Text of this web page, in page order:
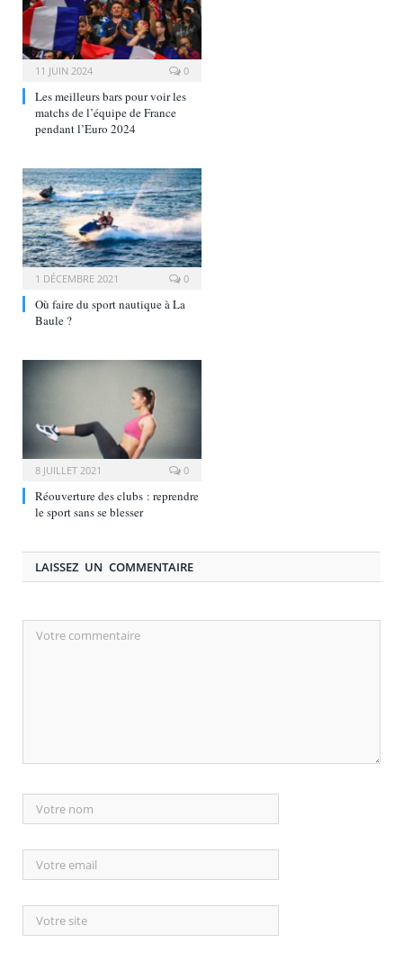
11 JUIN 2024 0
Les meilleurs bars pour voir les
matchs de l’équipe de France
pendant l’Euro 2024
1 DÉCEMBRE 2021 0
Où faire du sport nautique à La
Baule ?
8 JUILLET 2021 0
Réouverture des clubs : reprendre
le sport sans se blesser
LAISSEZ UN COMMENTAIRE